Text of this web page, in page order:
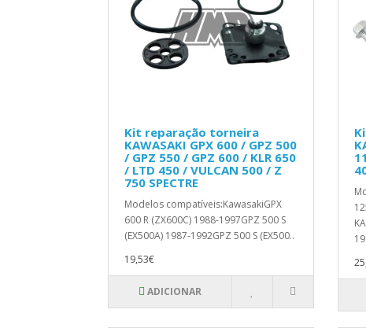
Kit reparação torneira
KAWASAKI GPX 600 / GPZ 500
/ GPZ 550 / GPZ 600 / KLR 650
/ LTD 450 / VULCAN 500 / Z
750 SPECTRE
Modelos compatíveis:KawasakiGPX
600 R (ZX600C) 1988-1997GPZ 500 S
(EX500A) 1987-1992GPZ 500 S (EX500..
19,53€
ADICIONAR